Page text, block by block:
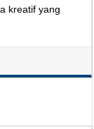
kreatif yang